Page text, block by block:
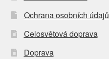
Ochrana osobních údajů
Celosvětová doprava
Doprava